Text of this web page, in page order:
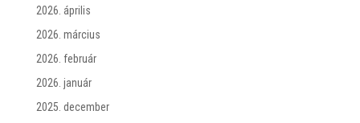
2026. április
2026. március
2026. február
2026. január
2025. december